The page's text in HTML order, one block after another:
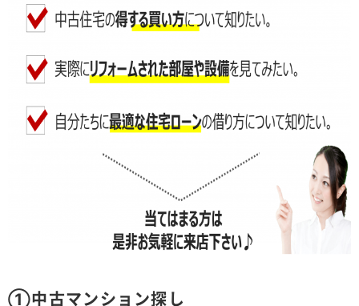
①中古マンション探し